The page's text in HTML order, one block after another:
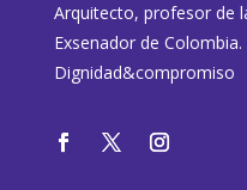
Arquitecto, profesor de
Exsenador de
Dignidad&compromiso